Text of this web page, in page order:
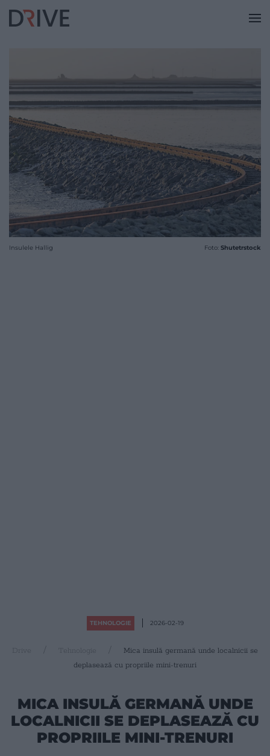
Insulele Hallig Foto: Shutetrstock
TEHNOLOGIE 2026-02-19
Drive
Mica insulă germană unde localnicii se
deplasează cu propriile mini-trenuri
MICA INSULĂ GERMANĂ UNDE
LOCALNICII SE DEPLASEAZĂ CU
PROPRIILE MINI-TRENURI